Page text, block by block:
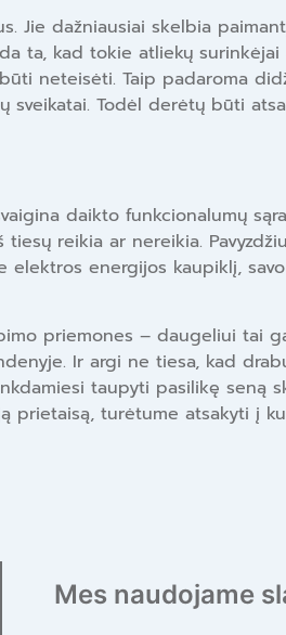
Mes naudojame
dažniausiai skelbia
ta, kad tokie atliekų
neteisėti. Taip padaroma
Todėl derėtų būti
daikto funkcionalumų
reikia ar nereikia.
energijos kaupiklį,
priemones – daugeliui tai
Ir argi ne tiesa, kad
taupyti pasilikę seną
turėtume atsakyti į